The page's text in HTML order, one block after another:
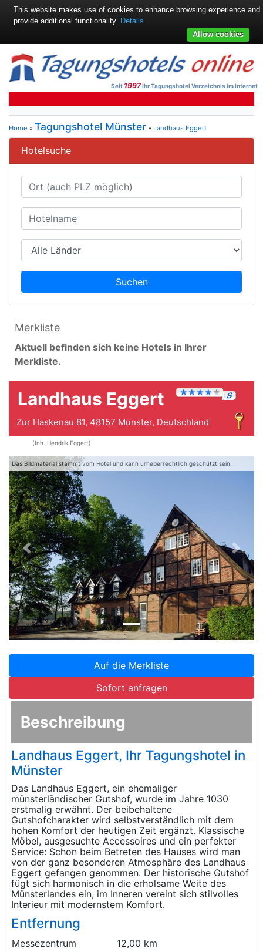
Seit 1997Ihr Tagungshotel Verzeichnis im Internet
Home » Tagungshotel Münster » Landhaus Eggert
Hotelsuche
Suchen
Merkliste
Aktuell befinden sich keine Hotels in Ihrer
Merkliste.
Landhaus Eggert
Zur Haskenau 81, 48157 Münster, Deutschland
(Inh. Hendrik Eggert)
Das Bildmaterial stammt vom Hotel und kann urheberrechtlich geschützt sein.
Zurück
Auf die Merkliste
Sofort anfragen
Beschreibung
Landhaus Eggert, Ihr Tagungshotel in
Münster
Das Landhaus Eggert, ein ehemaliger
münsterländischer Gutshof, wurde im Jahre 1030
erstmalig erwähnt. Der beibehaltene
Gutshofcharakter wird selbstverständlich mit dem
hohen Komfort der heutigen Zeit ergänzt. Klassische
Möbel, ausgesuchte Accessoires und ein perfekter
Service: Schon beim Betreten des Hauses wird man
von der ganz besonderen Atmosphäre des Landhaus
Eggert gefangen genommen. Der historische Gutshof
fügt sich harmonisch in die erholsame Weite des
Münsterlandes ein, im Inneren vereint sich stilvolles
Interieur mit modernstem Komfort.
Entfernung
Messezentrum
12,00 km
This website makes use of cookies to enhance browsing experience and
provide additional functionality. Details
Allow cookies